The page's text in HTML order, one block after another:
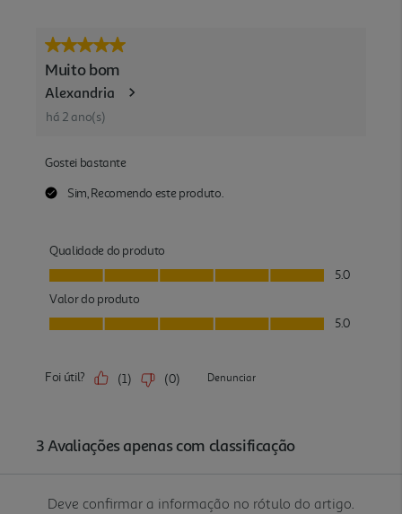
Deve confirmar a informação no rótulo do artigo.